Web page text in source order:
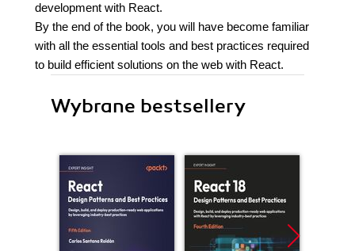
development with React.
By the end of the book, you will have become familiar
with all the essential tools and best practices required
to build efficient solutions on the web with React.
Wybrane bestsellery